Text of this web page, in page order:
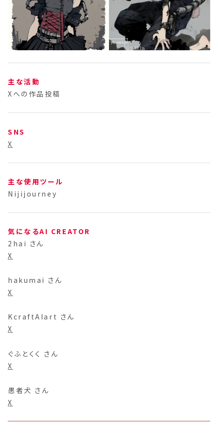
主な活動
Xへの作品投稿
SNS
X
主な使用ツール
Nijijourney
気になるAI CREATOR
2hai さん
X
hakumai さん
X
KcraftAIart さん
X
ぐふとくく さん
X
愚者犬 さん
X